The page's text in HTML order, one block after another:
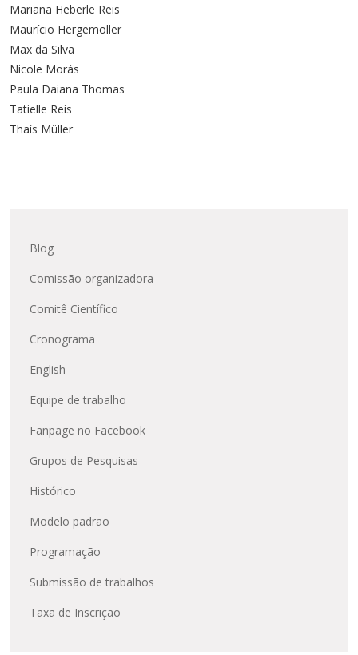
de Idiomas
Médicas
Conosco
& Você - Comunidade
Gustavo Adolfo
Mariana Heberle Reis
Maurício Hergemoller
Max da Silva
Nicole Morás
Paula Daiana Thomas
Tatielle Reis
Thaís Müller
Blog
Comissão organizadora
Comitê Científico
Cronograma
English
Equipe de trabalho
Fanpage no Facebook
Grupos de Pesquisas
Histórico
Modelo padrão
Programação
Submissão de trabalhos
Taxa de Inscrição